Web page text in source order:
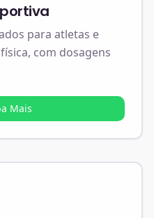
para atletas e
com dosagens
Mais